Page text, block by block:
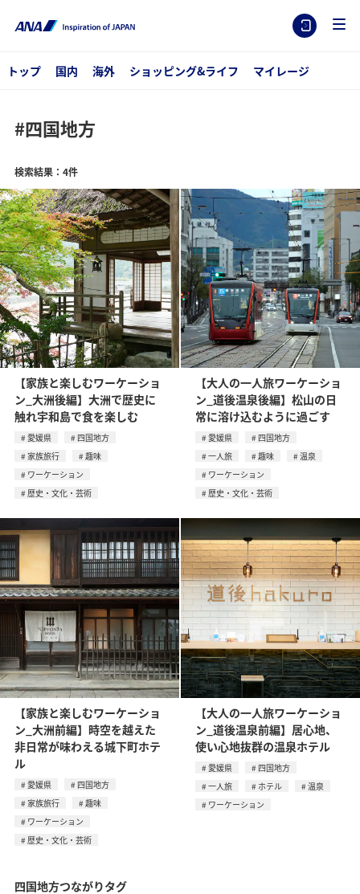
トップ 国内 海外 ショッピング&ライフ マイレージ
#四国地方
検索結果：4件
【家族と楽しむワーケーショ
ン_大洲後編】大洲で歴史に
触れ宇和島で食を楽しむ
愛媛県
四国地方
家族旅行
趣味
ワーケーション
歴史・文化・芸術
【大人の一人旅ワーケーショ
ン_道後温泉後編】松山の日
常に溶け込むように過ごす
愛媛県
四国地方
一人旅
趣味
温泉
ワーケーション
歴史・文化・芸術
【家族と楽しむワーケーショ
ン_大洲前編】時空を越えた
非日常が味わえる城下町ホテ
ル
愛媛県
四国地方
家族旅行
趣味
ワーケーション
歴史・文化・芸術
【大人の一人旅ワーケーショ
ン_道後温泉前編】居心地、
使い心地抜群の温泉ホテル
愛媛県
四国地方
一人旅
ホテル
温泉
ワーケーション
四国地方つながりタグ